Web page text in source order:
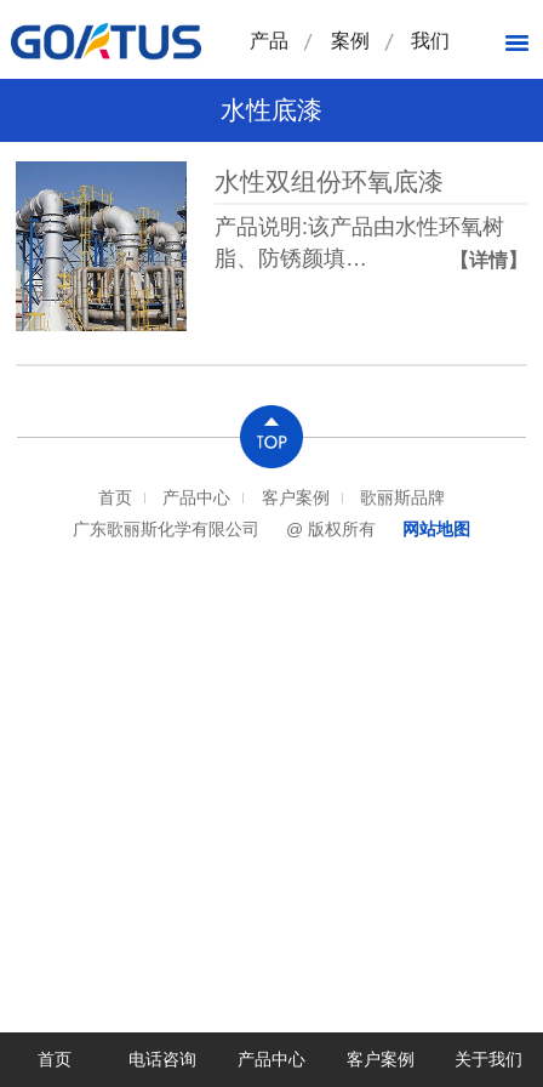
产品 案例 我们
水性底漆
水性双组份环氧底漆
产品说明:该产品由水性环氧树
脂、防锈颜填…
【详情】
首页 产品中心 客户案例
歌丽斯品牌
广东歌丽斯化学有限公司
@ 版权所有 网站地图
首页 电话咨询 产品中心 客户案例 关于我们